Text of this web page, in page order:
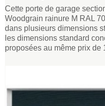
Cette porte de garage
Woodgrain rainure M RAL
dans plusieurs dimensions
les dimensions standard
proposées au même prix de